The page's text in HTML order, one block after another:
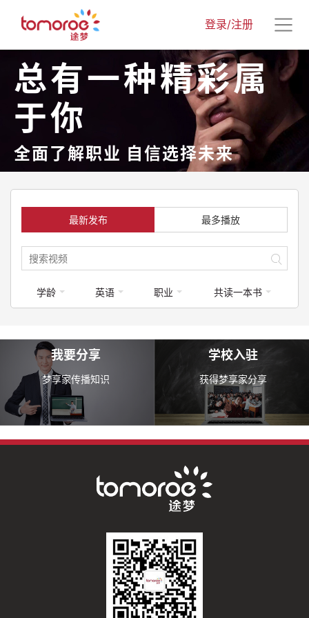
登录/注册
总有一种精彩属
于你
全面了解职业 自信选择未来
最新发布 最多播放
学龄 英语 职业 共读一本书
我要分享
梦享家传播知识
学校入驻
获得梦享家分享